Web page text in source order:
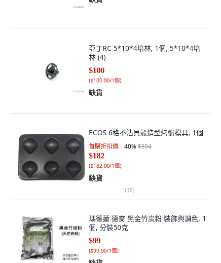
亞丁RC 5*10*4培林, 1個, 5*10*4培
林 (4)
$100
($100.00/1個)
缺貨
ECOS 6格不沾貝殼造型烤盤模具, 1個
首購折扣價 40%$304
$182
($182.00/1個)
缺貨
(15)
瑪德蓮 德麥 黑金竹炭粉 裝飾與調色, 1
個, 分裝50克
$99
($99.00/1個)